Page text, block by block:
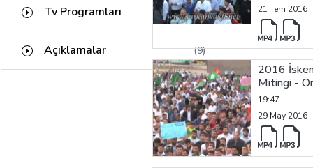
Mü'minun Suresi (18)
Tv Programları (5)
Açıklamalar (9)
21 Tem 2016
2016
Mitingi -
19:47
29 May 2016